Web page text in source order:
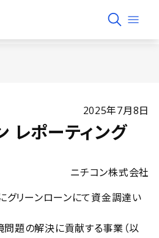
2025年7月8日
レポーティング
ニチコン株式会社
リーンローンにて資金調達い
問題の解決に貢献する事業（以